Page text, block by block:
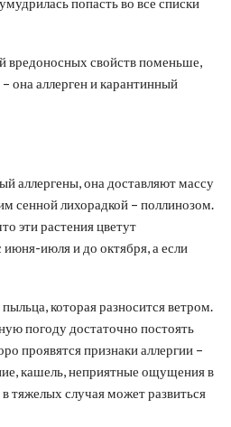
вредоносных свойств поменьше,
она аллерген и карантинный
аллергены, она доставляют массу
сенной лихорадкой – поллинозом.
эти растения цветут
июля и до октября, а если
которая разносится ветром.
погоду достаточно постоять
проявятся признаки аллергии –
кашель, неприятные ощущения в
тяжелых случая может развиться